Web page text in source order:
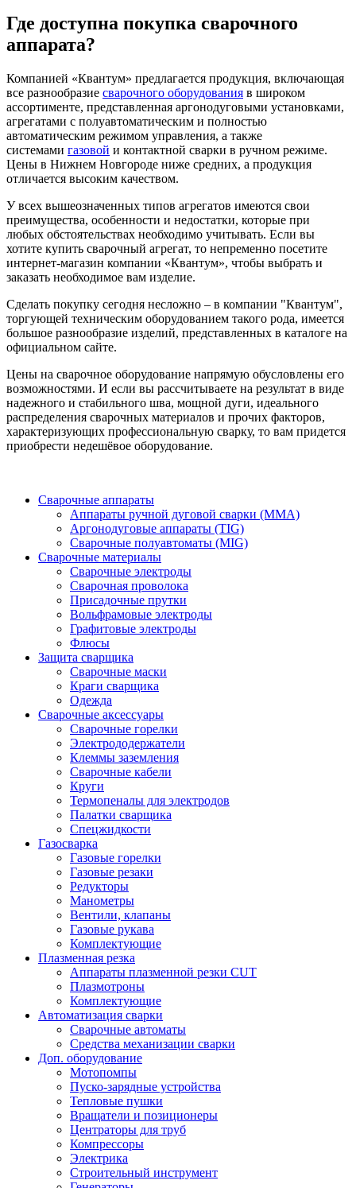
Где доступна покупка сварочного
аппарата?
Компанией «Квантум» предлагается продукция, включающая
все разнообразие сварочного оборудования в широком
ассортименте, представленная аргонодуговыми установками,
агрегатами с полуавтоматическим и полностью
автоматическим режимом управления, а также
системами газовой и контактной сварки в ручном режиме.
Цены в Нижнем Новгороде ниже средних, а продукция
отличается высоким качеством.
У всех вышеозначенных типов агрегатов имеются свои
преимущества, особенности и недостатки, которые при
любых обстоятельствах необходимо учитывать. Если вы
хотите купить сварочный агрегат, то непременно посетите
интернет-магазин компании «Квантум», чтобы выбрать и
заказать необходимое вам изделие.
Сделать покупку сегодня несложно – в компании "Квантум",
торгующей техническим оборудованием такого рода, имеется
большое разнообразие изделий, представленных в каталоге на
официальном сайте.
Цены на сварочное оборудование напрямую обусловлены его
возможностями. И если вы рассчитываете на результат в виде
надежного и стабильного шва, мощной дуги, идеального
распределения сварочных материалов и прочих факторов,
характеризующих профессиональную сварку, то вам придется
приобрести недешёвое оборудование.
Сварочные аппараты
Аппараты ручной дуговой сварки (MMA)
Аргонодуговые аппараты (TIG)
Сварочные полуавтоматы (MIG)
Сварочные материалы
Сварочные электроды
Сварочная проволока
Присадочные прутки
Вольфрамовые электроды
Графитовые электроды
Флюсы
Защита сварщика
Сварочные маски
Краги сварщика
Одежда
Сварочные аксессуары
Сварочные горелки
Электрододержатели
Клеммы заземления
Сварочные кабели
Круги
Термопеналы для электродов
Палатки сварщика
Спецжидкости
Газосварка
Газовые горелки
Газовые резаки
Редукторы
Манометры
Вентили, клапаны
Газовые рукава
Комплектующие
Плазменная резка
Аппараты плазменной резки CUT
Плазмотроны
Комплектующие
Автоматизация сварки
Сварочные автоматы
Средства механизации сварки
Доп. оборудование
Мотопомпы
Пуско-зарядные устройства
Тепловые пушки
Вращатели и позиционеры
Центраторы для труб
Компрессоры
Электрика
Строительный инструмент